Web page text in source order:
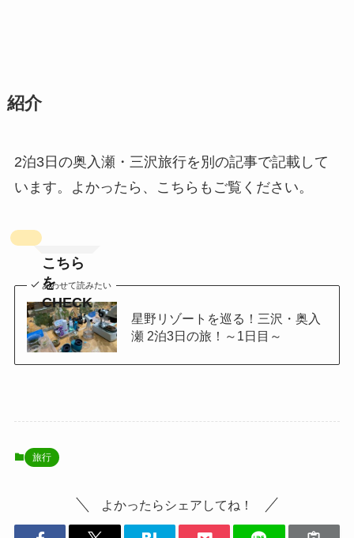
紹介
2泊3日の奥入瀬・三沢旅行を別の記事で記載して
います。よかったら、こちらもご覧ください。
こちら
を
CHECK
あわせて読みたい
星野リゾートを巡る！三沢・奥入
瀬 2泊3日の旅！～1日目～
旅行
よかったらシェアしてね！